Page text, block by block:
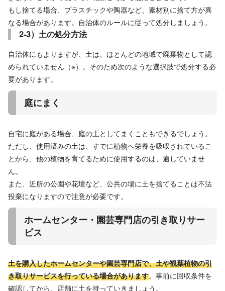
もし捨てる場合、プラスチックや陶器など、素材別に捨て方が異
なる場合があります。自治体のルールに従って処分しましょう。
2-3）土の処分方法
自治体にもよりますが、土は、ほとんどの地域で廃棄物として認
められていません（※）。そのため次のような選択肢で処分する必
要があります。
庭にまく
自宅に庭がある場合、庭の土としてまくこともできるでしょう。
ただし、使用済みの土は、すでに植物へ栄養を吸収されているこ
とから、他の植物を育てるために使用するのは、適していませ
ん。
また、近所の公園や花壇など、公共の場に土を捨てることは不法
投棄になりますので注意が必要です。
ホームセンター・園芸専門店の引き取りサー
ビス
土を購入したホームセンターや園芸専門店で、土や観葉植物の引
き取りサービスを行っている場合があります。事前に回収条件を
確認してから、店舗に土を持っていきましょう。